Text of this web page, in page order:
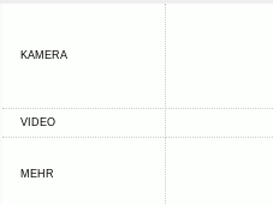
KAMERA
VIDEO
MEHR